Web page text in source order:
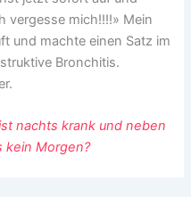
vergesse mich!!!!» Mein
und machte einen Satz im
Bronchitis.
nachts krank und neben
kein Morgen?